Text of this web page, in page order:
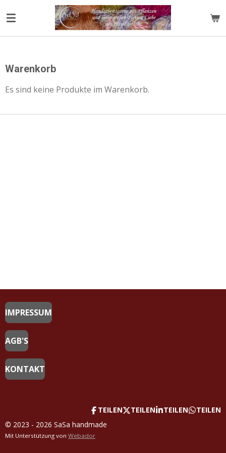
Hauptinhalt
Warenkorb
Es sind keine Produkte im Warenkorb.
IMPRESSUM
AGB'S
KONTAKT
TEILEN TEILEN TEILEN
TEILEN
© 2023 - 2026 SaSa handmade
Mit Unterstützung von Webador